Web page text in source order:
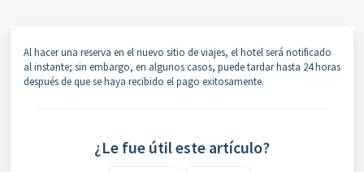
Al hacer una reserva en el nuevo sitio de viajes, el hotel será notificado
al instante; sin embargo, en algunos casos, puede tardar hasta 24 horas
después de que se haya recibido el pago exitosamente.
¿Le fue útil este artículo?